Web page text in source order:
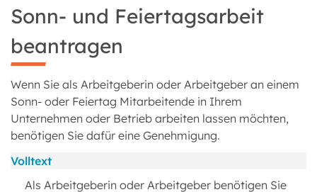
Sonn- und Feiertagsarbeit
beantragen
Wenn Sie als Arbeitgeberin oder Arbeitgeber an einem
Sonn- oder Feiertag Mitarbeitende in Ihrem
Unternehmen oder Betrieb arbeiten lassen möchten,
benötigen Sie dafür eine Genehmigung.
Volltext
Als Arbeitgeberin oder Arbeitgeber benötigen Sie